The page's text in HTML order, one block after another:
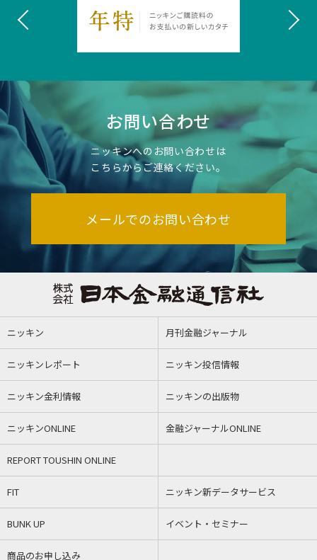
お問い合わせ
ニッキンへのお問い合わせは
こちらからご連絡ください。
メールでのお問い合わせ
ニッキン 月刊金融ジャーナル
ニッキンレポート ニッキン投信情報
ニッキン金利情報 ニッキンの出版物
ニッキンONLINE 金融ジャーナルONLINE
REPORT TOUSHIN ONLINE
FIT ニッキン新データサービス
BUNK UP イベント・セミナー
商品のお申し込み